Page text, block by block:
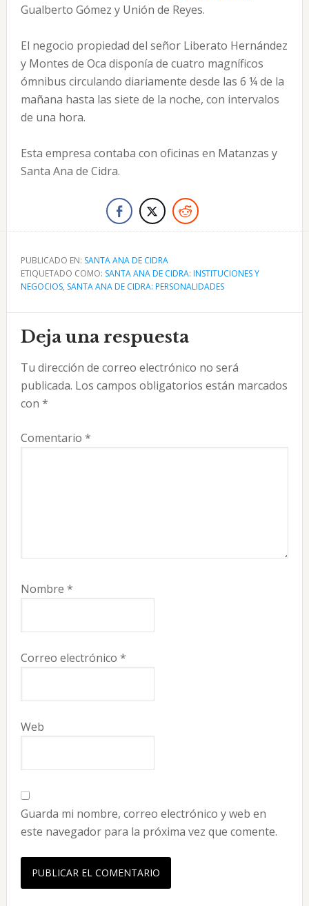
Gualberto Gómez y Unión de Reyes.
El negocio propiedad del señor Liberato Hernández
y Montes de Oca disponía de cuatro magníficos
ómnibus circulando diariamente desde las 6 ¼ de la
mañana hasta las siete de la noche, con intervalos
de una hora.
Esta empresa contaba con oficinas en Matanzas y
Santa Ana de Cidra.
PUBLICADO EN: SANTA ANA DE CIDRA
ETIQUETADO COMO: SANTA ANA DE CIDRA: INSTITUCIONES Y
NEGOCIOS, SANTA ANA DE CIDRA: PERSONALIDADES
Interacciones
con
los
lectores
Deja una respuesta
Tu dirección de correo electrónico no será
publicada. Los campos obligatorios están marcados
con *
Comentario *
Nombre *
Correo electrónico *
Web
Guarda mi nombre, correo electrónico y web en
este navegador para la próxima vez que comente.